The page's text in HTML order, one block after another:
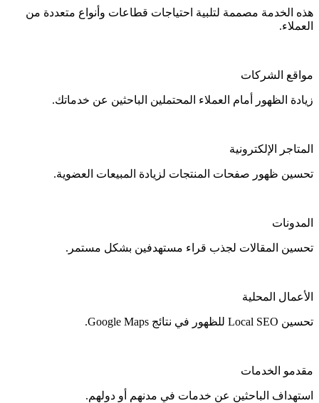
هذه الخدمة مصممة لتلبية احتياجات قطاعات وأنواع متعددة من
العملاء.
مواقع الشركات
زيادة الظهور أمام العملاء المحتملين الباحثين عن خدماتك.
المتاجر الإلكترونية
تحسين ظهور صفحات المنتجات لزيادة المبيعات العضوية.
المدونات
تحسين المقالات لجذب قراء مستهدفين بشكل مستمر.
الأعمال المحلية
تحسين Local SEO للظهور في نتائج Google Maps.
مقدمو الخدمات
استهداف الباحثين عن خدمات في مدنهم أو دولهم.